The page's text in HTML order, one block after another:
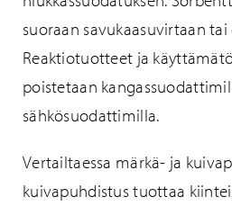
suoraan savukaasuvirtaan
Reaktiotuotteet ja
poistetaan
sähkösuodattimilla.
Vertailtaessa märkä- ja
kuivapuhdistus tuottaa